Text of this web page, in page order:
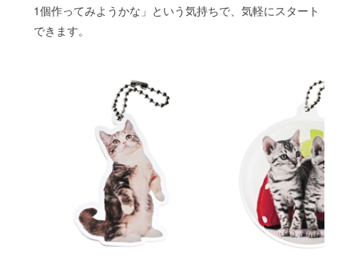
1個作ってみようかな」という気持ちで、気軽にスタート
できます。